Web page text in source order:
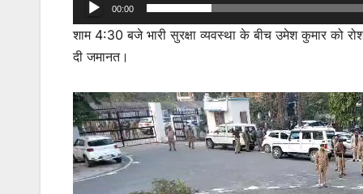
00:00
शाम 4:30 बजे भारी सुरक्षा व्यवस्था के बीच उमेश कुमार को
दी जमानत।
Video
Player